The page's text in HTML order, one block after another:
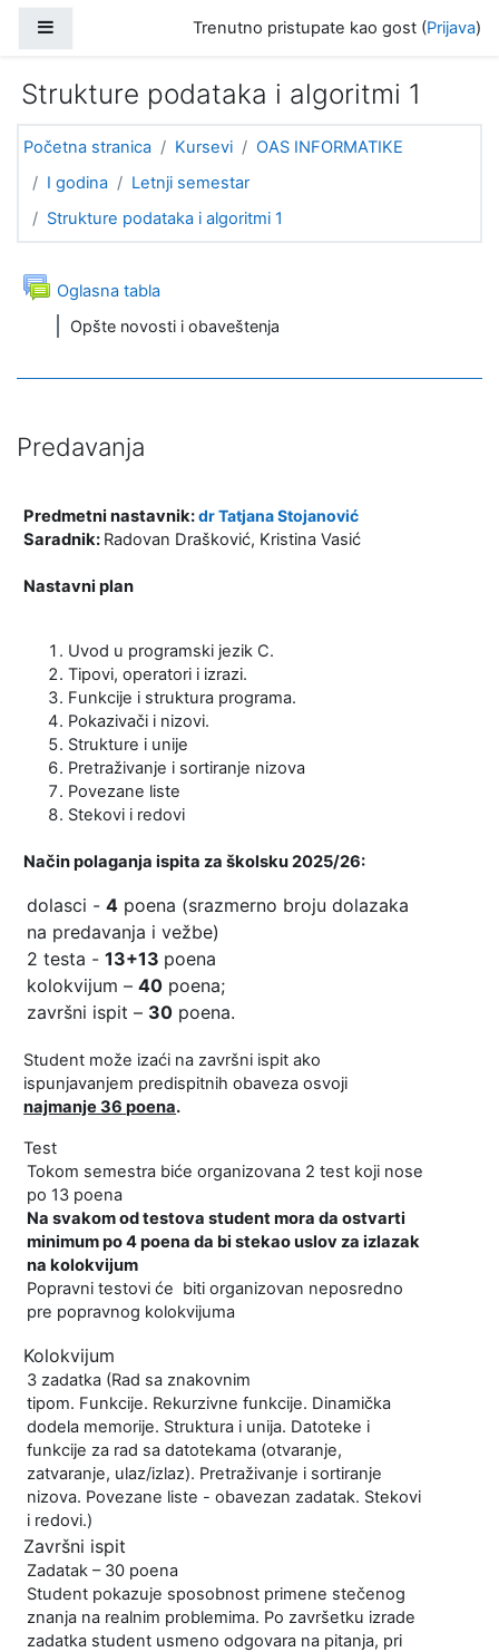
Trenutno pristupate kao gost (Prijava)
Strukture podataka i algoritmi 1
Početna stranica Kursevi
OAS INFORMATIKE
I godina
Letnji semestar
Strukture podataka i algoritmi 1
Uvodna sekcija (tematski format)
Opšta sekcija
Oglasna tabla
Forum
Opšte novosti i obaveštenja
Predavanja
Predmetni nastavnik:dr Tatjana Stojanović
Saradnik: Radovan Drašković, Kristina Vasić
Nastavni plan
Uvod u programski jezik C.
Tipovi, operatori i izrazi.
Funkcije i struktura programa.
Pokazivači i nizovi.
Strukture i unije
Pretraživanje i sortiranje nizova
Povezane liste
Stekovi i redovi
Način polaganja ispita za školsku 2025/26:
dolasci -4 poena (srazmerno broju dolazaka
na predavanja i vežbe)
2 testa -13+13 poena
kolokvijum –40 poena;
završni ispit – 30 poena.
Student može izaći na završni ispit ako
ispunjavanjem predispitnih obaveza osvoji
najmanje36 poena.
Test
Tokom semestra biće organizovana 2 test koji nose
po 13 poena
Na svakom od testova student mora da ostvarti
minimum po 4 poena da bi stekao uslov za izlazak
na kolokvijum
Popravni testovi će biti organizovan neposredno
pre popravnog kolokvijuma
Kolokvijum
3 zadatka (Rad sa znakovnim
tipom. Funkcije. Rekurzivne funkcije. Dinamička
dodela memorije. Struktura i unija. Datoteke i
funkcije za rad sa datotekama (otvaranje,
zatvaranje, ulaz/izlaz). Pretraživanje i sortiranje
nizova. Povezane liste - obavezan zadatak. Stekovi
i redovi.)
Završni ispit
Zadatak – 30 poena
Student pokazuje sposobnost primene stečenog
znanja na realnim problemima. Po završetku izrade
zadatka student usmeno odgovara na pitanja, pri